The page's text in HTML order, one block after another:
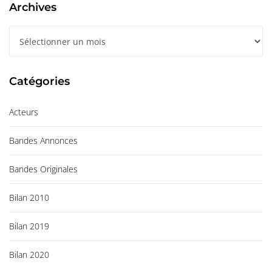
Archives
h
v
e
s
Catégories
Acteurs
Bandes Annonces
Bandes Originales
Bilan 2010
Bilan 2019
Bilan 2020